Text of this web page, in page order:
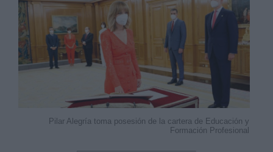
Pilar Alegría toma posesión de la cartera de Educación y
Formación Profesional